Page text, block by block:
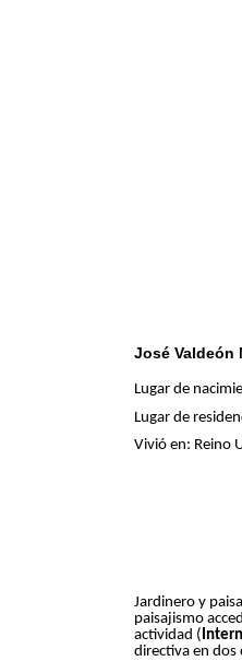
José Valdeón
Lugar de
Lugar de
Vivió en: Reino
Jardinero y
paisajismo
actividad (
directiva en dos